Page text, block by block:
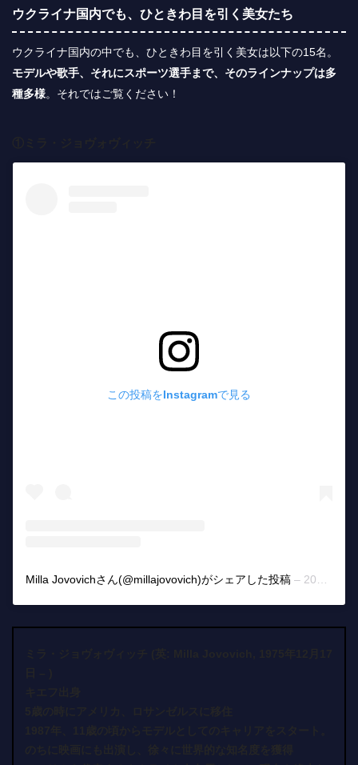
ウクライナ国内でも、ひときわ目を引く美女たち
ウクライナ国内の中でも、ひときわ目を引く美女は以下の15名。
モデルや歌手、それにスポーツ選手まで、そのラインナップは多
種多様。それではご覧ください！
この投稿をInstagramで見る
Milla Jovovichさん(@millajovovich)がシェアした投稿 – 2018年 9月月7日午後1時58分PDT